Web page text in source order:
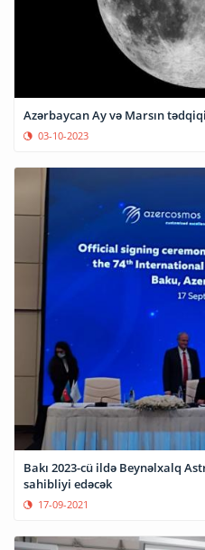
Azərbaycan Ay və Marsın
03-10-2023
Bakı 2023-cü ildə Beynəlxalq
sahibliyi edəcək
17-09-2021